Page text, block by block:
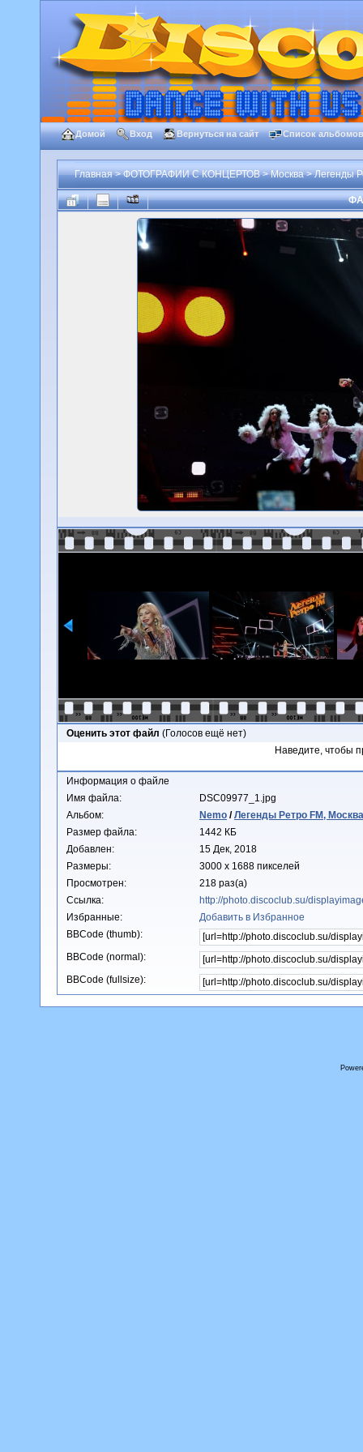
Домой Вход Вернуться на сайт Список альбомов
Главная>ФОТОГРАФИИ С КОНЦЕРТОВ>Москва>Легенды
Оценить этот файл (Голосов ещё нет)
Наведите, чтобы
Информация о файле
Имя файла:
DSC09977_1.jpg
Альбом:
Nemo /Легенды Ретро FM,
Размер файла:
1442 КБ
Добавлен:
15 Дек, 2018
Размеры:
3000 x 1688 пикселей
Просмотрен:
218 раз(а)
Ссылка:
http://photo.discoclub.su/
Избранные:
Добавить в Избранное
BBCode (thumb):
BBCode (normal):
BBCode (fullsize):